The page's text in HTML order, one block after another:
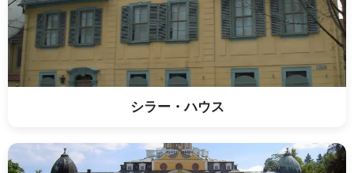
シラー・ハウス